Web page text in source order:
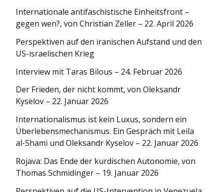
Internationale antifaschistische Einheitsfront –
gegen wen?, von Christian Zeller – 22. April 2026
Perspektiven auf den iranischen Aufstand und den
US-israelischen Krieg
Interview mit Taras Bilous – 24. Februar 2026
Der Frieden, der nicht kommt, von Oleksandr
Kyselov – 22. Januar 2026
Internationa­lismus ist kein Luxus, sondern ein
Überlebens­mechanismus. Ein Gespräch mit Leila
al-Shami und Oleksandr Kyselov – 22. Januar 2026
Rojava: Das Ende der kurdischen Autonomie, von
Thomas Schmidinger – 19. Januar 2026